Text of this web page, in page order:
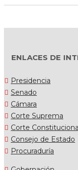
ENLACES DE
Presidencia
Senado
Cámara
Corte Suprema
Corte
Consejo de Estado
Procuraduría